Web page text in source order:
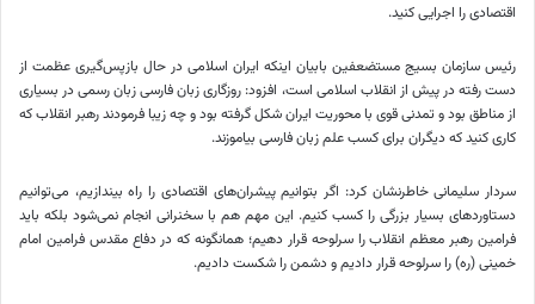
اقتصادی را اجرایی کنید.
رئیس سازمان بسیج مستضعفین بابیان اینکه ایران اسلامی در حال بازپس‌گیری عظمت از
دست رفته در پیش از انقلاب اسلامی است، افزود: روزگاری زبان فارسی زبان رسمی در بسیاری
از مناطق بود و تمدنی قوی با محوریت ایران شکل گرفته بود و چه زیبا فرمودند رهبر انقلاب که
کاری کنید که دیگران برای کسب علم زبان فارسی بیاموزند.
سردار سلیمانی خاطرنشان کرد: اگر بتوانیم پیشران‌های اقتصادی را راه بیندازیم، می‌توانیم
دستاوردهای بسیار بزرگی را کسب کنیم. این مهم هم با سخنرانی انجام نمی‌شود بلکه باید
فرامین رهبر معظم انقلاب را سرلوحه قرار دهیم؛ همانگونه که در دفاع مقدس فرامین امام
خمینی (ره) را سرلوحه قرار دادیم و دشمن را شکست دادیم.